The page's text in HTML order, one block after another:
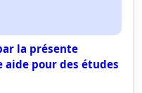
la présente
pour des études